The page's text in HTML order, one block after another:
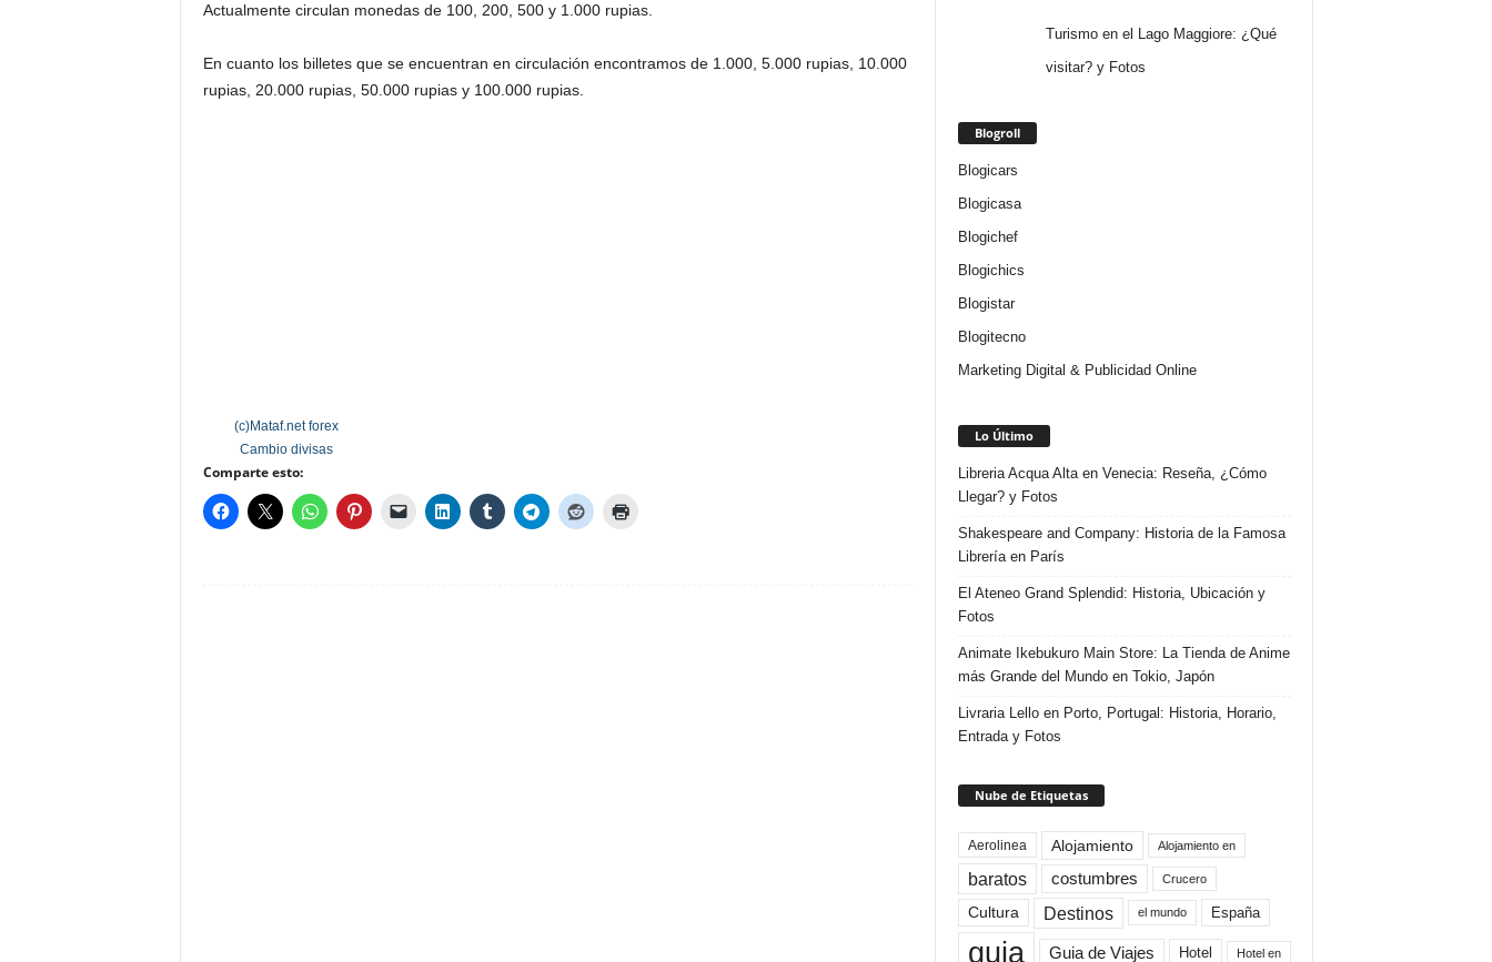
Actualmente circulan monedas de 100, 200, 500 y 1.000 rupias.
En cuanto los billetes que se encuentran en circulación encontramos de 1.000, 5.000 rupias, 10.000
rupias, 20.000 rupias, 50.000 rupias y 100.000 rupias.
(c)Mataf.netforex
Cambio divisas
Comparte esto:
Turismo en el Lago Maggiore: ¿Qué
visitar? y Fotos
Blogroll
Blogicars
Blogicasa
Blogichef
Blogichics
Blogistar
Blogitecno
Marketing Digital & Publicidad Online
Lo Último
Libreria Acqua Alta en Venecia: Reseña, ¿Cómo
Llegar? y Fotos
Shakespeare and Company: Historia de la Famosa
Librería en París
El Ateneo Grand Splendid: Historia, Ubicación y
Fotos
Animate Ikebukuro Main Store: La Tienda de Anime
más Grande del Mundo en Tokio, Japón
Livraria Lello en Porto, Portugal: Historia, Horario,
Entrada y Fotos
Nube de Etiquetas
Aerolinea Alojamiento Alojamiento en
baratos costumbres Crucero
Cultura Destinos el mundo España
guia Guia de Viajes Hotel Hotel en